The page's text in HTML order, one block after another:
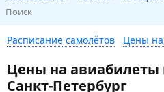
Поиск
Расписание самолётов Цены
Цены на авиабилеты
Санкт-Петербург